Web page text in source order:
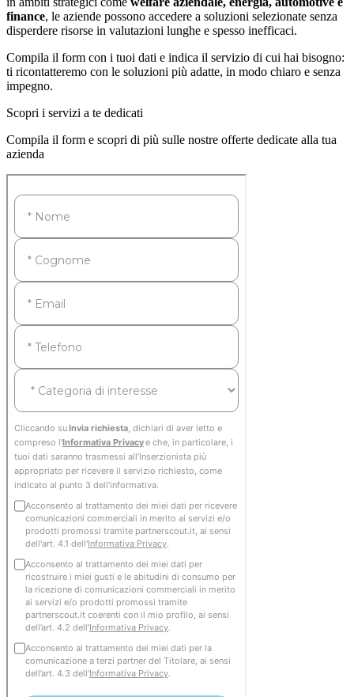
finance, le aziende possono accedere a soluzioni selezionate senza
disperdere risorse in valutazioni lunghe e spesso inefficaci.
Compila il form con i tuoi dati e indica il servizio di cui hai bisogno:
ti ricontatteremo con le soluzioni più adatte, in modo chiaro e senza
impegno.
Scopri i servizi a te dedicati
Compila il form e scopri di più sulle nostre offerte dedicate alla tua
azienda